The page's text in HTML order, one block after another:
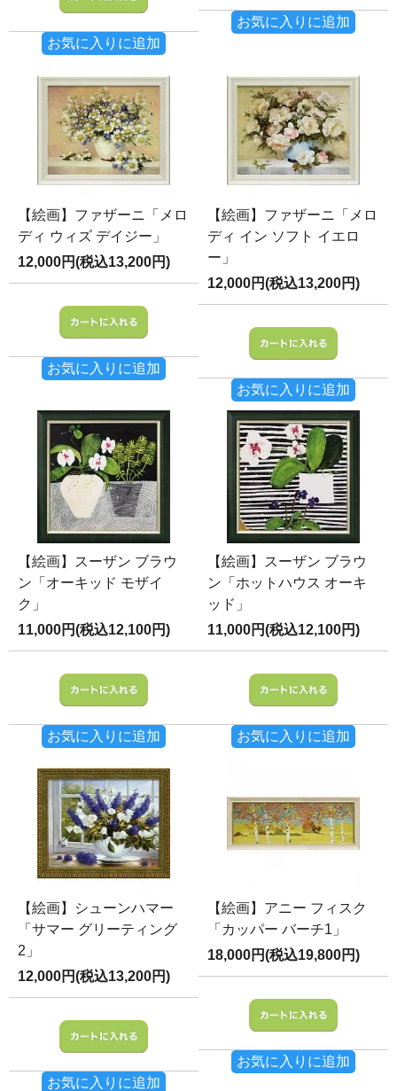
お気に入りに追加
お気に入りに追加
【絵画】ファザーニ「メロ
ディ ウィズ デイジー」
12,000円(税込13,200円)
お気に入りに追加
【絵画】ファザーニ「メロ
ディ イン ソフト イエロ
ー」
12,000円(税込13,200円)
お気に入りに追加
【絵画】スーザン ブラウ
ン「オーキッド モザイ
ク」
11,000円(税込12,100円)
お気に入りに追加
【絵画】スーザン ブラウ
ン「ホットハウス オーキ
ッド」
11,000円(税込12,100円)
お気に入りに追加
【絵画】シューンハマー
「サマー グリーティング
2」
12,000円(税込13,200円)
お気に入りに追加
【絵画】アニー フィスク
「カッパー バーチ1」
18,000円(税込19,800円)
お気に入りに追加